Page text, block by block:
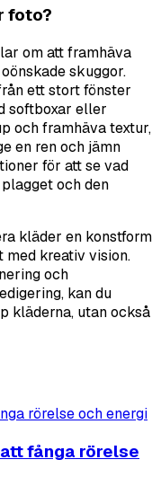
foto?
om att framhäva
skuggor.
ett stort fönster
softboxar eller
och framhäva textur,
en ren och jämn
för att se vad
och den
kläder en konstform
kreativ vision.
och
kan du
kläderna, utan också
fånga rörelse